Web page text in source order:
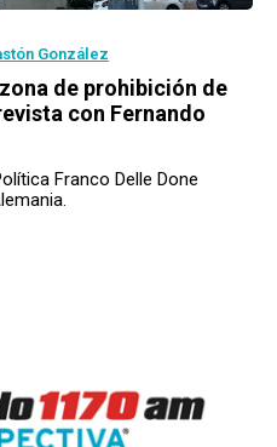
González
de prohibición de
con Fernando
Franco Delle Done